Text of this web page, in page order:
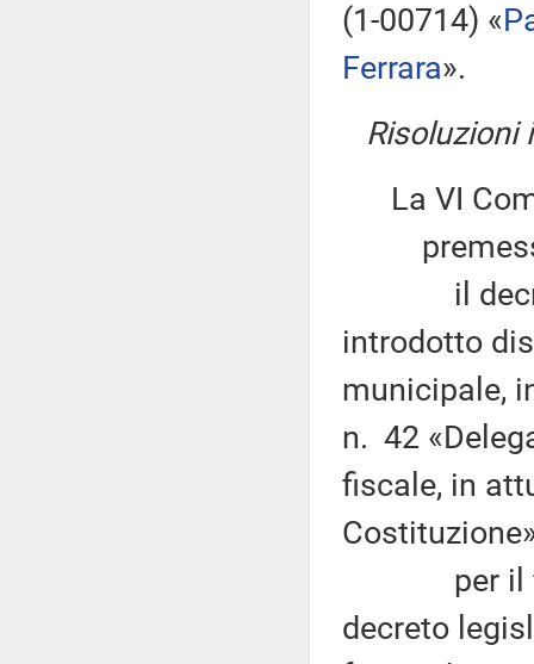
(1-00714) «
Ferrara».
Risoluzioni
La VI
il decreto
introdotto
municipale,
n. 42
fiscale, in
per il
decreto